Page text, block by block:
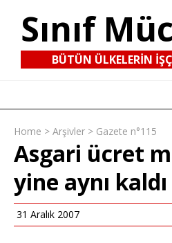
Sınıf
BÜTÜN ÜLKELERIN
Home > Arşivler > Gazete n°115
Asgari ücret
yine aynı kaldı
31 Aralık 2007